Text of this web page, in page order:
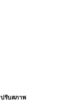
ปรับสภาพ